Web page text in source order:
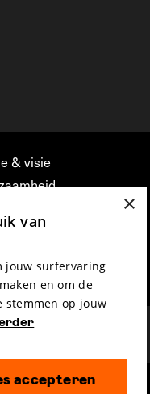
& visie
bij FFG
& Disclaimer
×
van
jouw surfervaring
en om de
stemmen op jouw
accepteren